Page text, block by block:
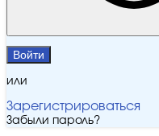
Войти
или
Зарегистрироваться
Забыли пароль?